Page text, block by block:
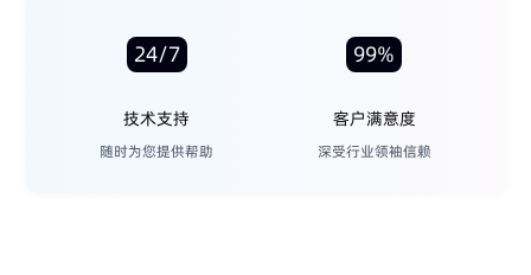
24/7
技术支持
随时为您提供帮助
99%
客户满意度
深受行业领袖信赖